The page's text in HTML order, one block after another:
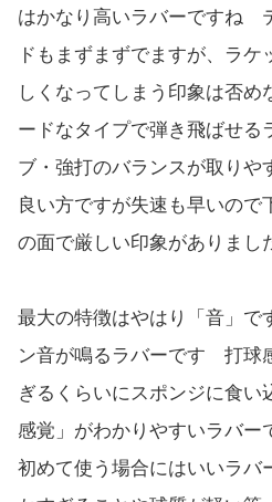
はかなり高いラバーですね
ドもまずまずでますが、ラ
しくなってしまう印象は否
ードなタイプで弾き飛ばせる
ブ・強打のバランスが取り
良い方ですが失速も早いの
の面で厳しい印象がありまし
最大の特徴はやはり「音」
ン音が鳴るラバーです 打球
ぎるくらいにスポンジに食い
感覚」がわかりやすいラバ
初めて使う場合にはいいラ